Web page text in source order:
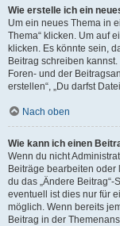
Wie erstelle ich ein
Um ein neues Thema in
Thema“ klicken. Um auf
klicken. Es könnte sein,
Beitrag schreiben
Foren- und der
erstellen“, „Du darfst
Nach oben
Wie kann ich einen
Wenn du nicht
Beiträge bearbeiten
du das „Ändere
eventuell ist dies nur für
möglich. Wenn bereits
Beitrag in der